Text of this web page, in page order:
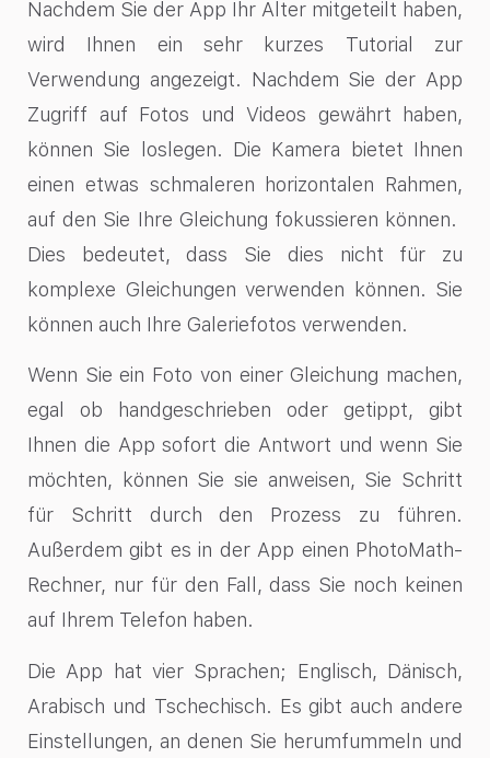
Nachdem Sie der App Ihr Alter mitgeteilt haben,
wird Ihnen ein sehr kurzes Tutorial zur
Verwendung angezeigt. Nachdem Sie der App
Zugriff auf Fotos und Videos gewährt haben,
können Sie loslegen. Die Kamera bietet Ihnen
einen etwas schmaleren horizontalen Rahmen,
auf den Sie Ihre Gleichung fokussieren können.
Dies bedeutet, dass Sie dies nicht für zu
komplexe Gleichungen verwenden können. Sie
können auch Ihre Galeriefotos verwenden.
Wenn Sie ein Foto von einer Gleichung machen,
egal ob handgeschrieben oder getippt, gibt
Ihnen die App sofort die Antwort und wenn Sie
möchten, können Sie sie anweisen, Sie Schritt
für Schritt durch den Prozess zu führen.
Außerdem gibt es in der App einen PhotoMath-
Rechner, nur für den Fall, dass Sie noch keinen
auf Ihrem Telefon haben.
Die App hat vier Sprachen; Englisch, Dänisch,
Arabisch und Tschechisch. Es gibt auch andere
Einstellungen, an denen Sie herumfummeln und